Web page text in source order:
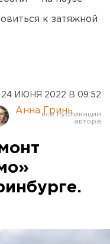
к затяжной
24 ИЮНЯ 2022 В 09:52
Анна Гринь